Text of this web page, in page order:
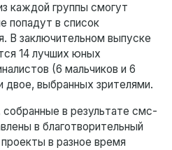
каждой группы смогут
попадут в список
В заключительном выпуске
14 лучших юных
(6 мальчиков и 6
выбранных зрителями.
в результате смс-
в благотворительный
в разное время